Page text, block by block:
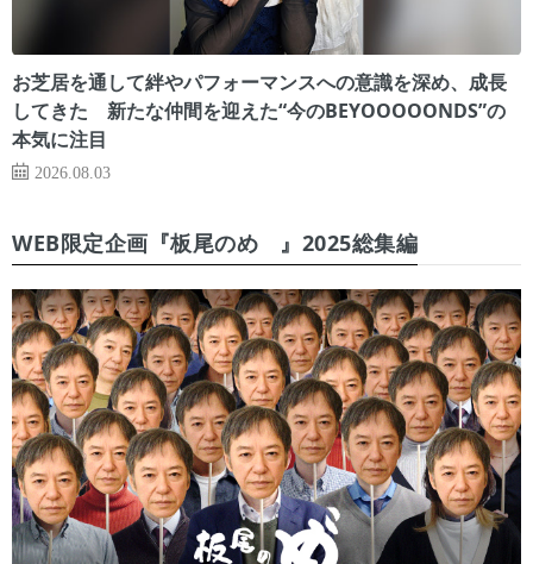
お芝居を通して絆やパフォーマンスへの意識を深め、成長
してきた 新たな仲間を迎えた“今のBEYOOOOONDS”の
本気に注目
2026.08.03
WEB限定企画『板尾のめ゙』2025総集編